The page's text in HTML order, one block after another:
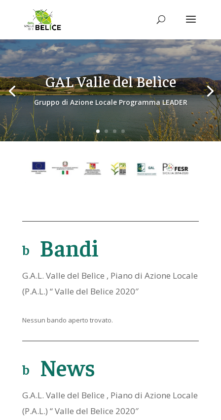
GAL Valle del Belìce
Gruppo di Azione Locale Programma LEADER
b
o
k
o
Bandi
G.A.L. Valle del Belìce , Piano di Azione Locale
(P.A.L.) “ Valle del Belice 2020″
Nessun bando aperto trovato.
b
o
k
News
G.A.L. Valle del Belìce , Piano di Azione Locale
(P.A.L.) “ Valle del Belice 2020″